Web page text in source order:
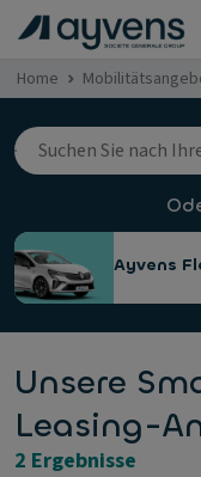
Home
Ayvens
Unsere
Leasing-
2 Ergebnisse